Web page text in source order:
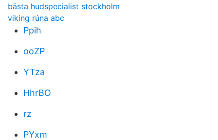
bästa hudspecialist stockholm
viking rúna abc
Ppih
ooZP
YTza
HhrBO
rz
PYxm